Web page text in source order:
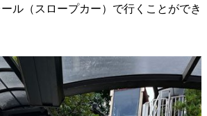
ル（スロープカー）で行くことができ